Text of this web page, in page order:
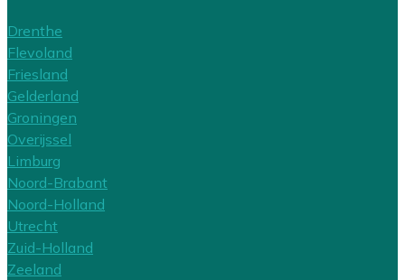
Drenthe
Flevoland
Friesland
Gelderland
Groningen
Overijssel
Limburg
Noord-Brabant
Noord-Holland
Utrecht
Zuid-Holland
Zeeland